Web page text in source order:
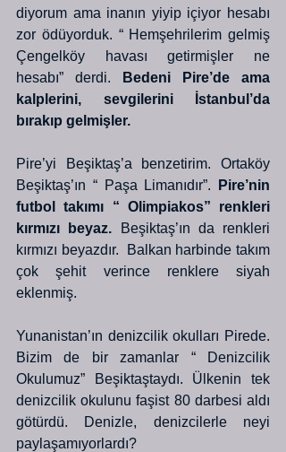
diyorum ama inanın yiyip içiyor hesabı
zor ödüyorduk. “ Hemşehrilerim gelmiş
Çengelköy havası getirmişler ne
hesabı” derdi. Bedeni Pire’de ama
kalplerini, sevgilerini İstanbul’da
bırakıp gelmişler.
Pire’yi Beşiktaş’a benzetirim. Ortaköy
Beşiktaş’ın “ Paşa Limanıdır”. Pire’nin
futbol takımı “ Olimpiakos” renkleri
kırmızı beyaz. Beşiktaş’ın da renkleri
kırmızı beyazdır.  Balkan harbinde takım
çok şehit verince renklere siyah
eklenmiş.
Yunanistan’ın denizcilik okulları Pirede.
Bizim de bir zamanlar “ Denizcilik
Okulumuz” Beşiktaştaydı. Ülkenin tek
denizcilik okulunu faşist 80 darbesi aldı
götürdü. Denizle, denizcilerle neyi
paylaşamıyorlardı?